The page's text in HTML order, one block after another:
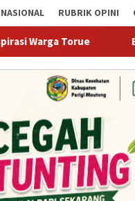
RUBRIK OPINI
BRIDA